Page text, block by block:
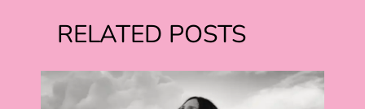
RELATED POSTS